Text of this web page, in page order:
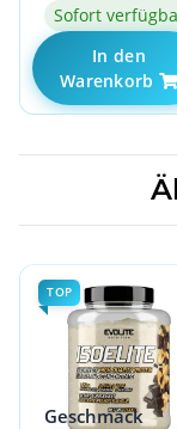
Sofort
In den
Warenkorb
TOP
Geschmack